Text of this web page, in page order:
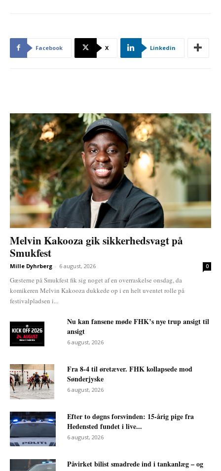
Facebook X Linkedin
Melvin Kakooza gik sikkerhedsvagt på
Smukfest
Mille Dyhrberg - 6 august, 2026 0
Gæsterne på Smukfest fik sig noget af en overraskelse onsdag, da
komikeren Melvin Kakooza dukkede op i en helt uventet rolle på
festivalpladsen i...
Nu kan fansene møde FHK’s nye trup ansigt til
ansigt
6 august, 2026
Fra 8-4 til øretæver. FHK kollapsede mod
Sønderjyske
6 august, 2026
Efter to døgns forsvinden: 15-årig pige fra
Hedensted fundet i live...
6 august, 2026
Påvirket bilist smadrede ind i tankanlæg – og